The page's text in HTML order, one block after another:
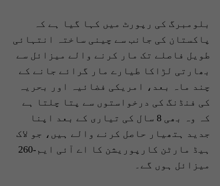
بلومبرگ کی رپورٹ میں کہا گیا ہے کہ
پاکستان کی جانب سے چینی ساختہ انتہائی
طویل فاصلے تک مار کرنے والے میزائل سے
بھارتی لڑاکا طیارے مار گرائے جانے کے
چند ماہ بعد، امریکی فضائیہ اور بحریہ
کی فنڈنگ کی درخواستوں سے پتا چلتا ہے
کہ وہ بھی 8 سال کی تیاری کے بعد اپنا
جدید ہتھیار حاصل کرنے والے ہیں، جو لاک
ہیڈ مارٹن کارپوریشن کا اے آئی ایم-260
میزائل ہوں گے۔